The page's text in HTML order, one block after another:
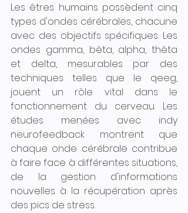
Les êtres humains possèdent cinq
types d'ondes cérébrales, chacune
avec des objectifs spécifiques. Les
ondes gamma, bêta, alpha, thêta
et delta, mesurables par des
techniques telles que le qeeg,
jouent un rôle vital dans le
fonctionnement du cerveau. Les
études menées avec indy
neurofeedback montrent que
chaque onde cérébrale contribue
à faire face à différentes situations,
de la gestion d'informations
nouvelles à la récupération après
des pics de stress.